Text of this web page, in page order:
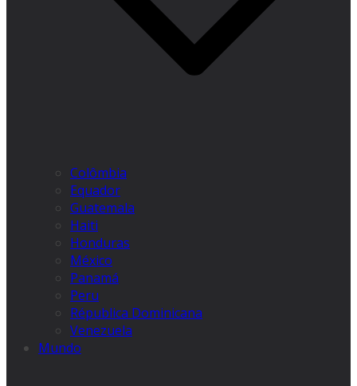
Colômbia
Equador
Guatemala
Haiti
Honduras
México
Panamá
Peru
Républica Dominicana
Venezuela
Mundo